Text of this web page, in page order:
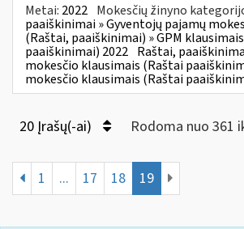
Metai: 2022 Mokesčių žinyno
paaiškinimai » Gyventojų pajamų
(Raštai, paaiškinimai) » GPM
paaiškinimai) 2022 Raštai,
mokesčio klausimais (Raštai
mokesčio klausimais (Raštai
20 Įrašų(-ai) Rodoma nuo 361
1 ... 17 18 19